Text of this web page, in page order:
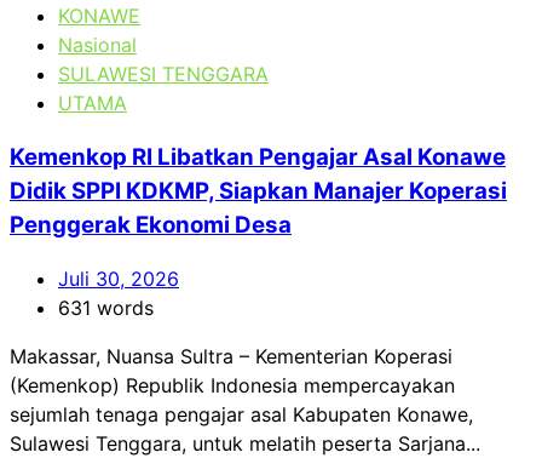
KONAWE
Nasional
SULAWESI TENGGARA
UTAMA
Kemenkop RI Libatkan Pengajar Asal Konawe
Didik SPPI KDKMP, Siapkan Manajer Koperasi
Penggerak Ekonomi Desa
Juli 30, 2026
631 words
Makassar, Nuansa Sultra – Kementerian Koperasi
(Kemenkop) Republik Indonesia mempercayakan
sejumlah tenaga pengajar asal Kabupaten Konawe,
Sulawesi Tenggara, untuk melatih peserta Sarjana...